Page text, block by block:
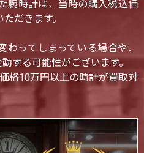
腕時計は、当時の購入税込価
だきます。
ってしまっている場合や、
する可能性がございます。
格10万円以上の時計が買取対